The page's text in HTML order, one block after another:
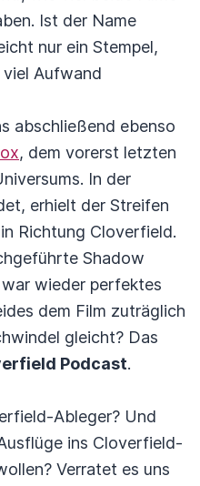
Ist der Name
nur ein Stempel,
viel Aufwand
abschließend ebenso
, dem vorerst letzten
In der
erhielt der Streifen
Richtung Cloverfield.
Shadow
wieder perfektes
dem Film zuträglich
gleicht? Das
Podcast.
Ableger? Und
ins Cloverfield-
Verratet es uns